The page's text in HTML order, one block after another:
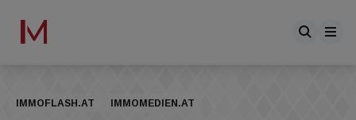
IMMOFLASH.AT IMMOMEDIEN.AT